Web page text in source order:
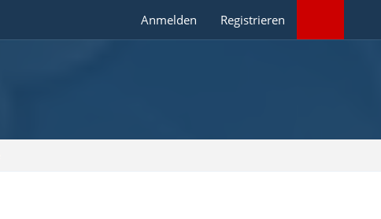
Anmelden Registrieren